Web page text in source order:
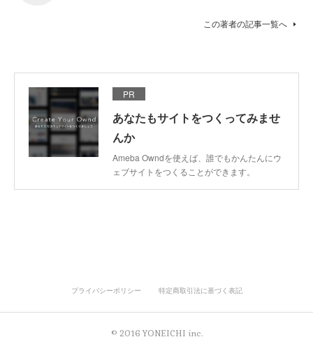
この著者の記事一覧へ
PR
あなたもサイトをつくってみませ
んか
Ameba Owndを使えば、誰でもかんたんにウ
ェブサイトをつくることができます。
プライバシーポリシー 特定商取引法に基づく表記
© 2016 YONEICHI inc.